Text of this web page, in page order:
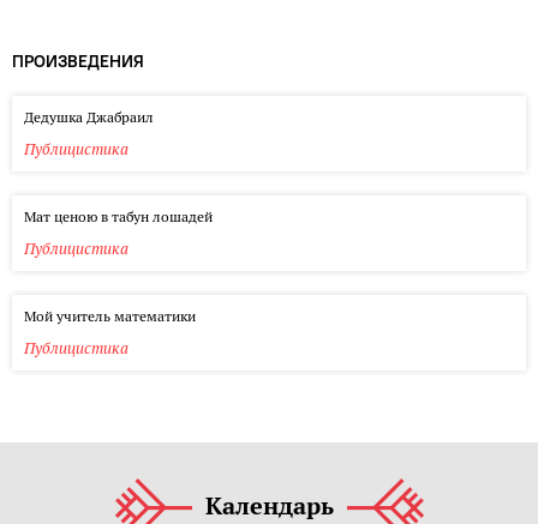
ПРОИЗВЕДЕНИЯ
Дедушка Джабраил
Публицистика
Мат ценою в табун лошадей
Публицистика
Мой учитель математики
Публицистика
Календарь